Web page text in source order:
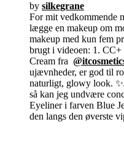
by silkegrane
For mit vedkommende
lægge en makeup om
makeup med kun fem
brugt i videoen: 1.
Cream fra
ujævnheder, er god til
naturligt, glowy look.
så kan jeg undvære
Eyeliner i farven Blue
den langs den øverste